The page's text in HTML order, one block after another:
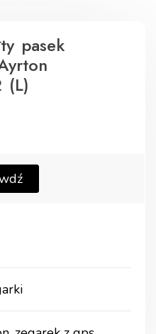
pasek
(L)